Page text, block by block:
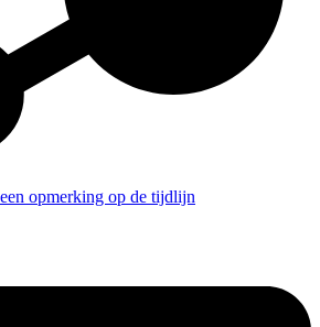
opmerking op de tijdlijn